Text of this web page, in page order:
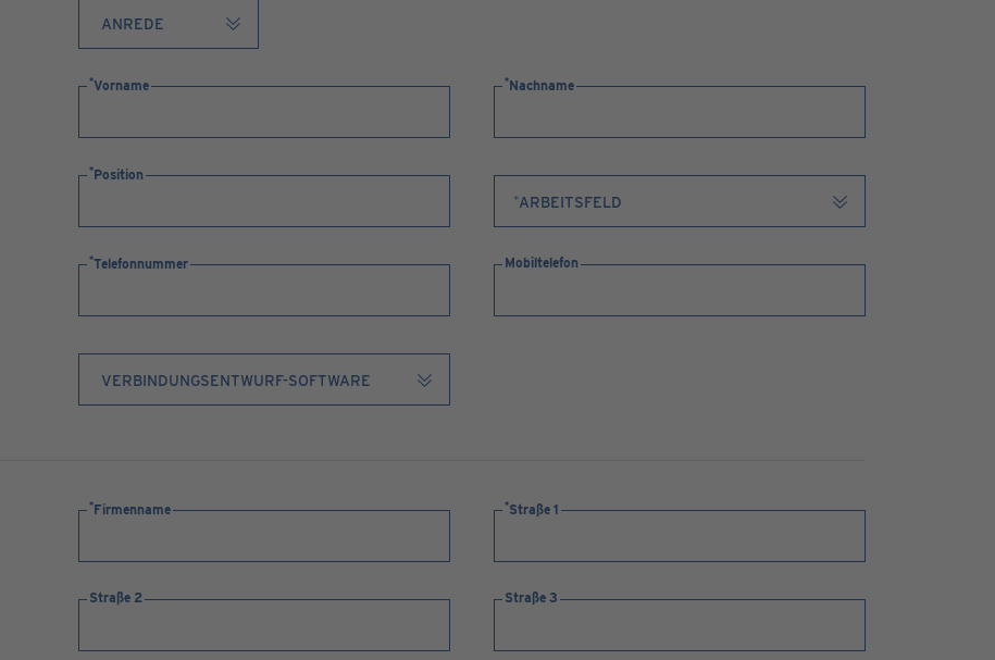
Vorname Nachname
Position
Telefonnummer Mobiltelefon
Firmenname Straße 1
Straße 2 Straße 3